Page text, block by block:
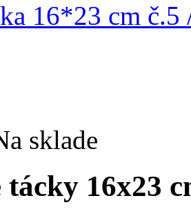
16*23 cm č.5
sklade
16x23